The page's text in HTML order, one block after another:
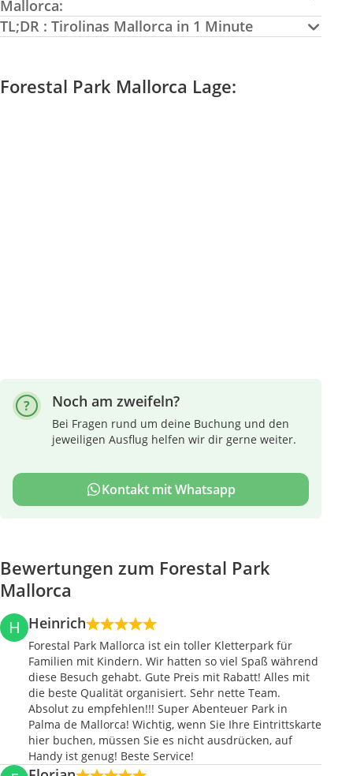
Mallorca:
TL;DR : Tirolinas Mallorca in 1 Minute
Forestal Park Mallorca Lage:
Noch am zweifeln?
Bei Fragen rund um deine Buchung und den
jeweiligen Ausflug helfen wir dir gerne weiter.
Kontakt mit Whatsapp
Bewertungen zum Forestal Park
Mallorca
H Heinrich
Forestal Park Mallorca ist ein toller Kletterpark für
Familien mit Kindern. Wir hatten so viel Spaß während
diese Besuch gehabt. Gute Preis mit Rabatt! Alles mit
die beste Qualität organisiert. Sehr nette Team.
Absolut zu empfehlen!!! Super Abenteuer Park in
Palma de Mallorca! Wichtig, wenn Sie Ihre Eintrittskarte
hier buchen, müssen Sie es nicht ausdrücken, auf
Handy ist genug! Beste Service!